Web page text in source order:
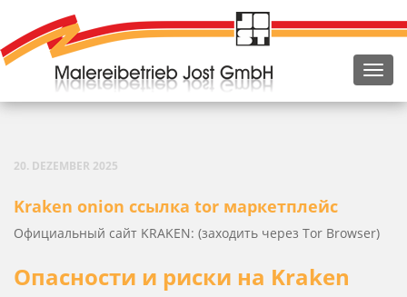
20. DEZEMBER 2025
Kra­ken oni­on ссылка tor маркетплейс
Официальный сайт KRAKEN: (заходить через Tor Browser)
Опасности и риски на Kraken